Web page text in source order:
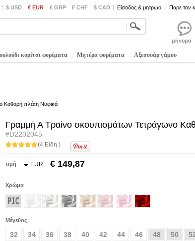
: $ USD € EUR £ GBP ₣ CHF $ CAD | Είσοδος & μητρώο | Παρε τον
μήνυμα
κορίτσι φορέματα Μητέρα φορέματα Αξεσουάρ γάμου
Καθαρή πλάτη Νυφικά
Γραμμή Α Τραίνο σκουπισμάτων Τετράγωνο
#D2202045
(4 Είδη )
τιμή EUR € 149,87
Χρώμα
Μέγεθος
32 34 36 38 40 42 44 46 48 50